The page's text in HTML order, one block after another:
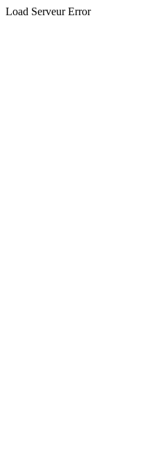
Load Serveur Error